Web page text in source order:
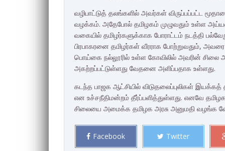
வழிபாட்டுத் தலங்களில் அவர்கள் விருப்பப்பட்ட
வழக்கம். அதேபோல் தமிழகம் முழுவதும் உள்ள
வகையில் தமிழர்களுக்காக போராட்டம் நடத்தி
பிரபாகரனை தமிழர்கள் வீரராக போற்றுவதும்,
பொய்கை நல்லூரில் உள்ள கோவிலில் அவரின் சிலை
அகற்றப்பட்டுள்ளது வேதனை அளிப்பதாக உள்ளது.
கடந்த பாஜக ஆட்சியில் விடுதலைப்புலிகள்
என உச்சநீதிமன்றம் தீர்ப்பளித்துள்ளது. எனவே
சிலையை அமைக்க தமிழக அரசு அனுமதி வழங்க
Facebook Twitter